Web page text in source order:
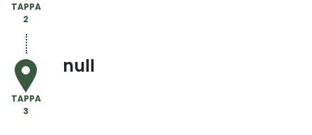
TAPPA
2
TAPPA
3
null